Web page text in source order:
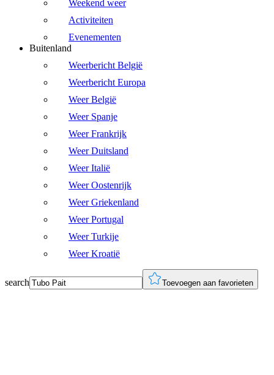
Weekend weer
Activiteiten
Evenementen
Buitenland
Weerbericht België
Weerbericht Europa
Weer België
Weer Spanje
Weer Frankrijk
Weer Duitsland
Weer Italië
Weer Oostenrijk
Weer Griekenland
Weer Portugal
Weer Turkije
Weer Kroatië
search Toevoegen aan favorieten